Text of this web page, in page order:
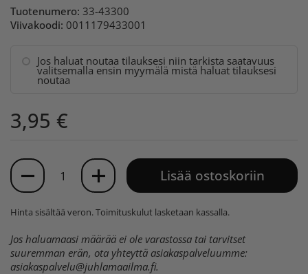
Tuotenumero: 33-43300
Viivakoodi: 0011179433001
Jos haluat noutaa tilauksesi niin tarkista saatavuus
valitsemalla ensin myymälä mistä haluat tilauksesi
noutaa
3,95 €
Määrä
Lisää ostoskoriin
Hinta sisältää veron.Toimituskulut lasketaan kassalla.
Jos haluamaasi määrää ei ole varastossa tai tarvitset
suuremman erän, ota yhteyttä asiakaspalveluumme:
asiakaspalvelu@juhlamaailma.fi.